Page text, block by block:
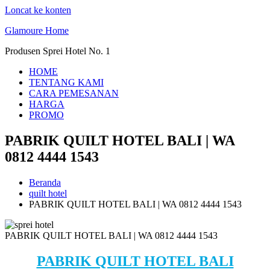
Loncat ke konten
Glamoure Home
Produsen Sprei Hotel No. 1
HOME
TENTANG KAMI
CARA PEMESANAN
HARGA
PROMO
PABRIK QUILT HOTEL BALI | WA
0812 4444 1543
Beranda
quilt hotel
PABRIK QUILT HOTEL BALI | WA 0812 4444 1543
PABRIK QUILT HOTEL BALI | WA 0812 4444 1543
PABRIK QUILT HOTEL BALI